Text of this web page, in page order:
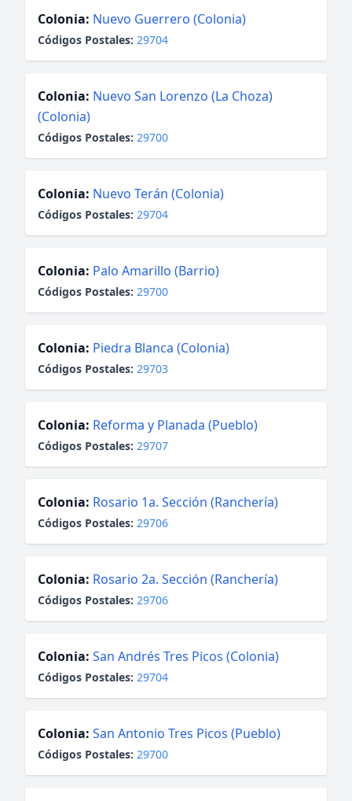
Colonia: Nuevo Guerrero (Colonia)
Códigos Postales: 29704
Colonia: Nuevo San Lorenzo (La Choza)
(Colonia)
Códigos Postales: 29700
Colonia: Nuevo Terán (Colonia)
Códigos Postales: 29704
Colonia: Palo Amarillo (Barrio)
Códigos Postales: 29700
Colonia: Piedra Blanca (Colonia)
Códigos Postales: 29703
Colonia: Reforma y Planada (Pueblo)
Códigos Postales: 29707
Colonia: Rosario 1a. Sección (Ranchería)
Códigos Postales: 29706
Colonia: Rosario 2a. Sección (Ranchería)
Códigos Postales: 29706
Colonia: San Andrés Tres Picos (Colonia)
Códigos Postales: 29704
Colonia: San Antonio Tres Picos (Pueblo)
Códigos Postales: 29700